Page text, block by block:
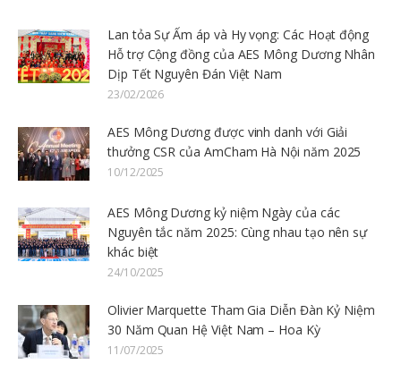
Lan tỏa Sự Ấm áp và Hy vọng: Các Hoạt động
Hỗ trợ Cộng đồng của AES Mông Dương Nhân
Dịp Tết Nguyên Đán Việt Nam
23/02/2026
AES Mông Dương được vinh danh với Giải
thưởng CSR của AmCham Hà Nội năm 2025
10/12/2025
AES Mông Dương kỷ niệm Ngày của các
Nguyên tắc năm 2025: Cùng nhau tạo nên sự
khác biệt
24/10/2025
Olivier Marquette Tham Gia Diễn Đàn Kỷ Niệm
30 Năm Quan Hệ Việt Nam – Hoa Kỳ
11/07/2025